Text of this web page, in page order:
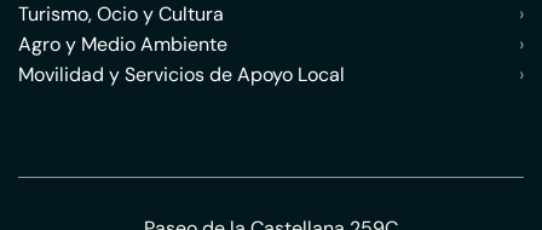
Turismo, Ocio y Cultura
›
Agro y Medio Ambiente
›
Movilidad y Servicios de Apoyo Local
›